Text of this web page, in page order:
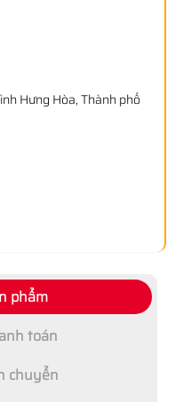
Hưng Hòa, Thành phố
phẩm
toán
chuyển